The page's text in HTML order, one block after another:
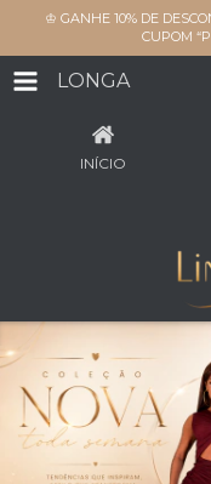
♔ GANHE 10% DE
CUPOM
LONGA
INÍCIO